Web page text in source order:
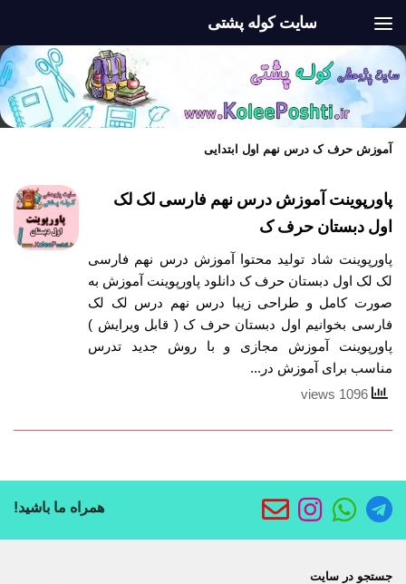
سایت کوله پشتی
آموزش حرف ک درس نهم اول ابتدایی
پاورپوینت آموزش درس نهم فارسی لک لک
اول دبستان حرف ک
پاورپوینت شاد تولید محتوا آموزش درس نهم فارسی
لک لک اول دبستان حرف ک دانلود پاورپوینت آموزش به
صورت کامل و طراحی زیبا درس نهم درس لک لک
فارسی بخوانیم اول دبستان حرف ک ( قابل ویرایش )
پاورپوینت آموزش مجازی و با روش جدید تدرس
مناسب برای آموزش در...
همراه ما باشید!
جستجو در سایت